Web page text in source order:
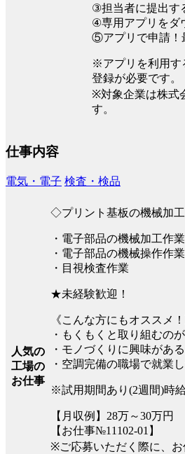
③担当者に提出す
④専用アプリをダ
⑤アプリで申請！
※アプリを利用す
登録が必要です。
※対象企業は株式
す。
仕事内容
電気・電子 検査・検品
人気の
工場の
お仕事
◇プリント基板の機械加
・電子部品の機械加工作業
・電子部品の機械操作作業
・目視検査作業
★未経験歓迎！
《こんな方にもオススメ！
・もくもくと取り組むの
・モノづくりに興味があ
・空調完備の職場で就業
※試用期間あり(2週間)時
【月収例】28万～30万円
【お仕事№11102-01】
※ご応募いただく際に、お